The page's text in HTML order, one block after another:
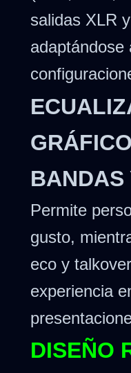
salidas XLR
adaptándose
BANDAS
Permite
gusto,
eco y
experiencia
DISEÑO